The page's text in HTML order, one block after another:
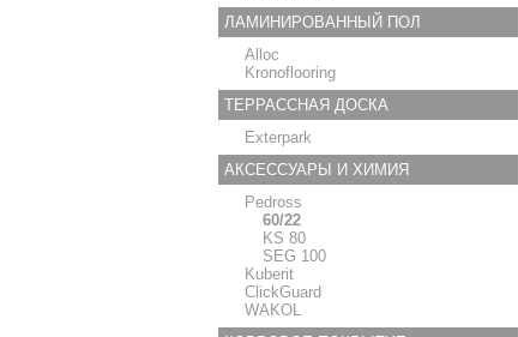
ЛАМИНИРОВАННЫЙ ПОЛ
Alloc
Kronoflooring
ТЕРРАССНАЯ ДОСКА
Exterpark
АКСЕССУАРЫ И ХИМИЯ
Pedross
60/22
KS 80
SEG 100
Kuberit
ClickGuard
WAKOL